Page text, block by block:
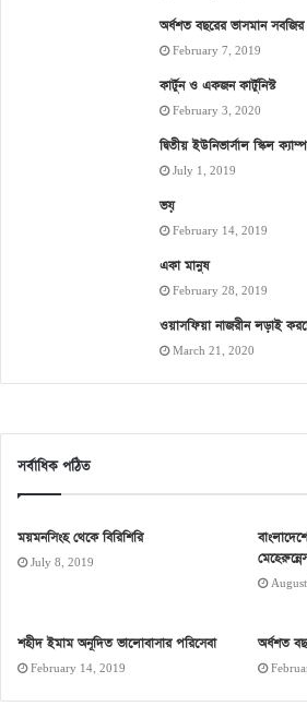
অর্ধশত বছরের ভাসমান সবজির
February 7, 2019
কার্টুন ও একজন কার্টুনিস্ট
February 3, 2020
দ্বিতীয় ইউনিভার্সাল স্কিল
July 1, 2019
ভয়
February 14, 2019
একা মানুষ
February 28, 2019
ওয়াসফিয়া নাজরীন লড়াই
March 21, 2020
সর্বাধিক পঠিত
ময়মনসিংহ থেকে বিরিশিরি
July 8, 2019
শহীদ ইমাম অনূদিত ভালোবাসার পরিসেবা
February 14, 2019
অর্ধশত